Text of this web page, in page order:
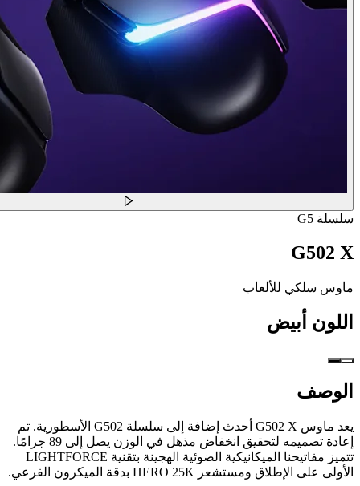
سلسلة G5
G502 X
ماوس سلكي للألعاب
اللون أبيض
الوصف
يعد ماوس G502 X أحدث إضافة إلى سلسلة G502 الأسطورية. تم
إعادة تصميمه لتحقيق انخفاض مذهل في الوزن يصل إلى 89 جرامًا.
تتميز مفاتيحنا الميكانيكية الضوئية الهجينة بتقنية LIGHTFORCE
الأولى على الإطلاق ومستشعر HERO 25K بدقة الميكرون الفرعي.